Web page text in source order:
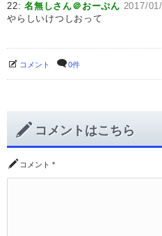
22:名無しさん＠おーぷん 2017/
やらしいけつしおって
コメント 0件
コメントはこちら
コメント *